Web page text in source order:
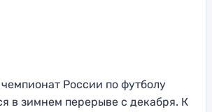
России по футболу
в зимнем перерыве с декабря. К